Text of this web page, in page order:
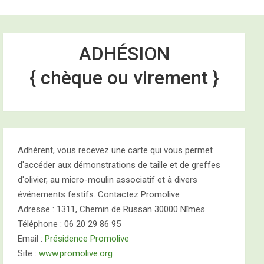
ADHÉSION
{ chèque ou virement }
Adhérent, vous recevez une carte qui vous permet
d'accéder aux démonstrations de taille et de greffes
d'olivier, au micro-moulin associatif et à divers
événements festifs. Contactez Promolive
Adresse : 1311, Chemin de Russan 30000 Nîmes
Téléphone : 06 20 29 86 95
Email :Présidence Promolive
Site :www.promolive.org